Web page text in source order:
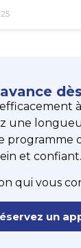
une
programme
et confiant.
qui vous
un